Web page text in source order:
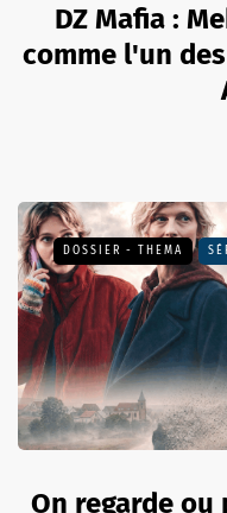
DZ Mafia :
comme l'un
DOSSIER - THEMA
On regarde ou